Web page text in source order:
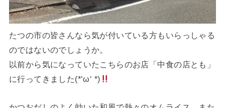
たつの市の皆さんなら気が付いている方もいらっしゃる
のではないのでしょうか。
以前から気になっていたこちらのお店「中食の店とも」
に行ってきました(*‘ω‘ *)